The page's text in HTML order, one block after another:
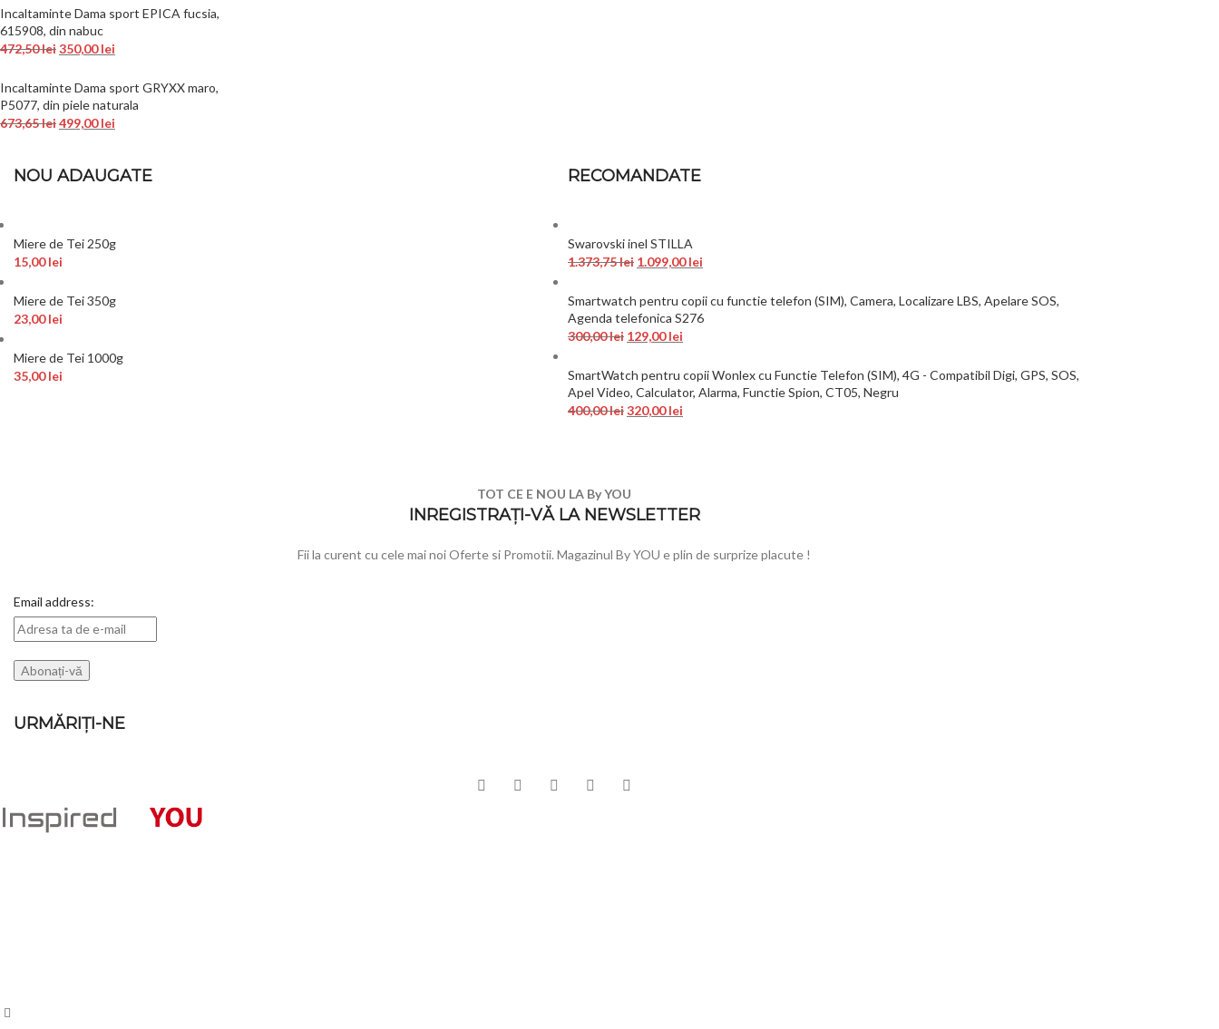
Incaltaminte Dama sport EPICA fucsia,
615908, din nabuc
472,50lei350,00lei
Incaltaminte Dama sport GRYXX maro,
P5077, din piele naturala
673,65lei499,00lei
NOU ADAUGATE
Miere de Tei 250g
15,00lei
Miere de Tei 350g
23,00lei
Miere de Tei 1000g
35,00lei
RECOMANDATE
Swarovski inel STILLA
1.373,75lei 1.099,00lei
Smartwatch pentru copii cu functie telefon (SIM), Camera, Localizare LBS, Apelare SOS,
Agenda telefonica S276
300,00lei 129,00lei
SmartWatch pentru copii Wonlex cu Functie Telefon (SIM), 4G - Compatibil Digi, GPS, SOS,
Apel Video, Calculator, Alarma, Functie Spion, CT05, Negru
400,00lei320,00lei
TOT CE E NOU LA By YOU
INREGISTRAȚI-VĂ LA NEWSLETTER
Fii la curent cu cele mai noi Oferte si Promotii. Magazinul By YOU e plin de surprize placute !
Email address:
URMĂRIȚI-NE